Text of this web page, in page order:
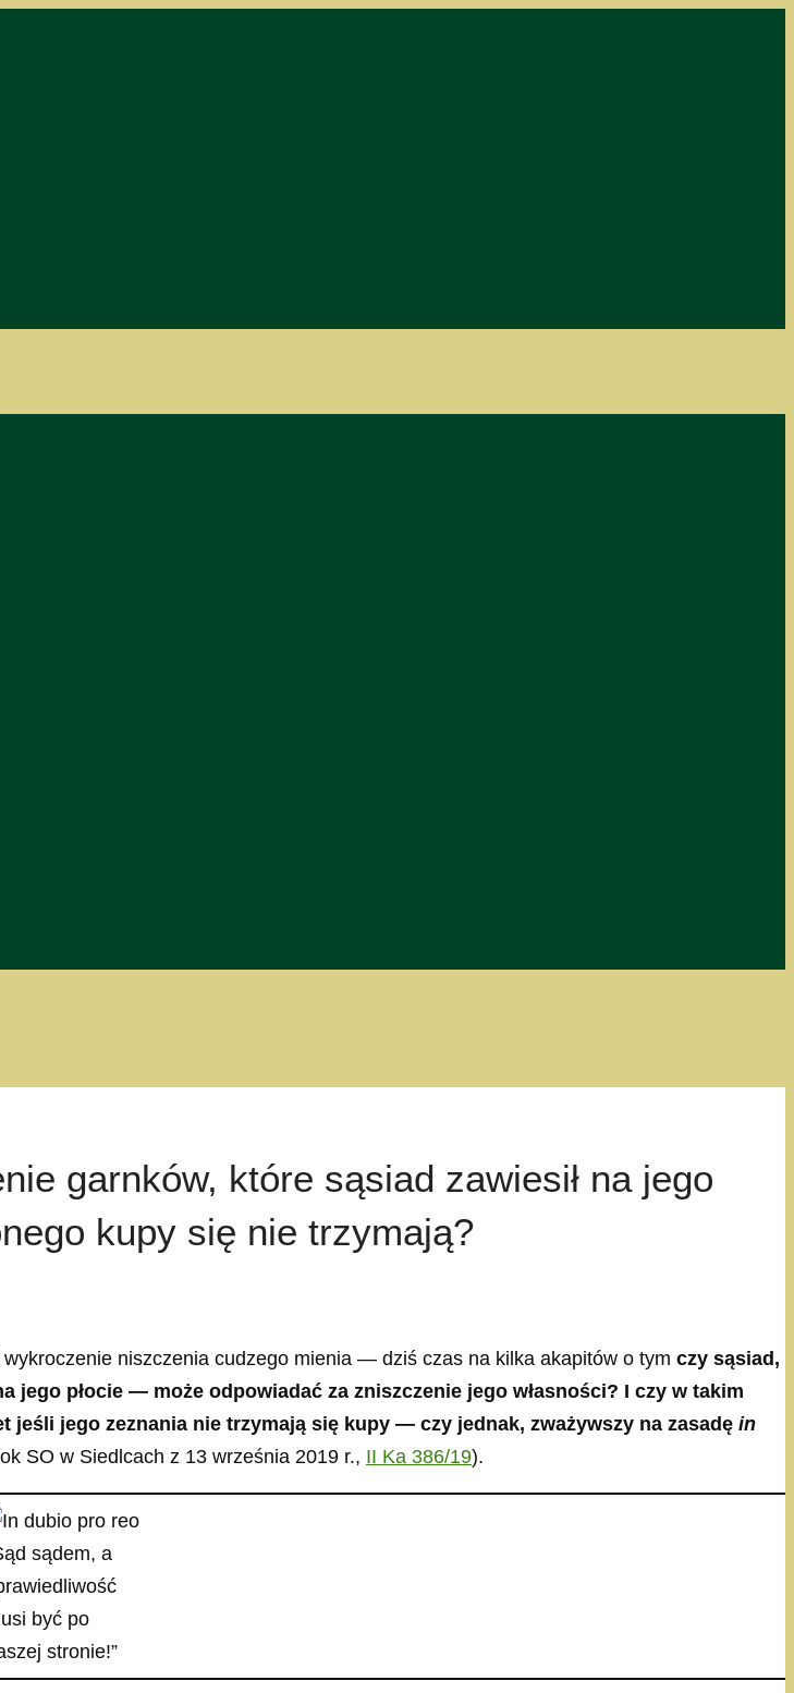
garnków, które sąsiad zawiesił na jego
kupy się nie trzymają?
niszczenia cudzego mienia — dziś czas na kilka akapitów o tym czy sąsiad,
jego płocie — może odpowiadać za zniszczenie jego własności? I czy w takim
jego zeznania nie trzymają się kupy — czy jednak, zważywszy na zasadę in
SO w Siedlcach z 13 września 2019 r., II Ka 386/19).
sądem, a
być po
stronie!”